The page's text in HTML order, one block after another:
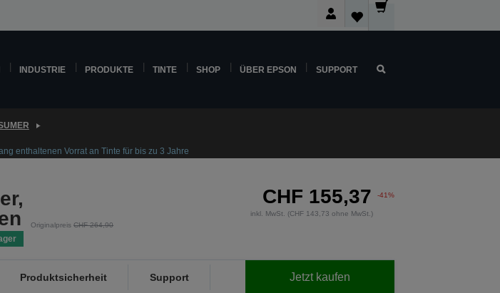
INDUSTRIE PRODUKTE TINTE SHOP ÜBER EPSON SUPPORT
enthaltenen Vorrat an Tinte für bis zu 3 Jahre
CHF 155,37 -41%
inkl. MwSt. (CHF 143,73 ohne MwSt.)
OriginalpreisCHF 264,90
Produktsicherheit Support Jetzt kaufen